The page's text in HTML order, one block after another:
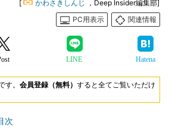
[ かわさきしんじ
，Deep Insider編集部]
PC用表示
関連情報
LINE Hatena
す。 会員登録（無料） すると全てご覧いただけ
次